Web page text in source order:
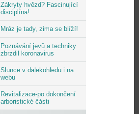
Zákryty hvězd? Fascinující
disciplína!
Mráz je tady, zima se blíží!
Poznávání jevů a techniky
zbrzdil koronavirus
Slunce v dalekohledu i na
webu
Revitalizace-po dokončení
arboristické části